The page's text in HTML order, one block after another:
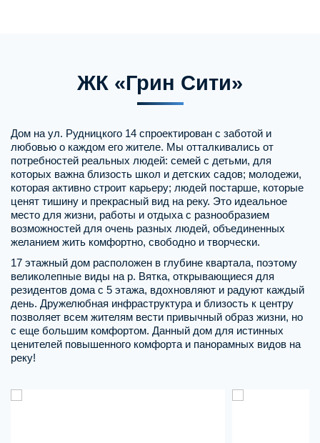
ЖК «Грин Сити»
Дом на ул. Рудницкого 14 спроектирован с заботой и
любовью о каждом его жителе. Мы отталкивались от
потребностей реальных людей: семей с детьми, для
которых важна близость школ и детских садов; молодежи,
которая активно строит карьеру; людей постарше, которые
ценят тишину и прекрасный вид на реку. Это идеальное
место для жизни, работы и отдыха с разнообразием
возможностей для очень разных людей, объединенных
желанием жить комфортно, свободно и творчески.
17 этажный дом расположен в глубине квартала, поэтому
великолепные виды на р. Вятка, открывающиеся для
резидентов дома с 5 этажа, вдохновляют и радуют каждый
день. Дружелюбная инфраструктура и близость к центру
позволяет всем жителям вести привычный образ жизни, но
с еще большим комфортом. Данный дом для истинных
ценителей повышенного комфорта и панорамных видов на
реку!